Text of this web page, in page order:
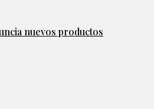
nuevos productos